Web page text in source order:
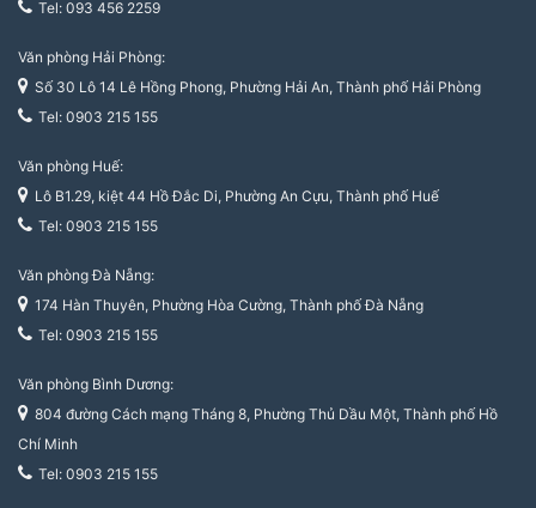
Tel: 093 456 2259
Văn phòng Hải Phòng:
Số 30 Lô 14 Lê Hồng Phong, Phường Hải An, Thành phố Hải Phòng
Tel: 0903 215 155
Văn phòng Huế:
Lô B1.29, kiệt 44 Hồ Đắc Di, Phường An Cựu, Thành phố Huế
Tel: 0903 215 155
Văn phòng Đà Nẵng:
174 Hàn Thuyên, Phường Hòa Cường, Thành phố Đà Nẵng
Tel: 0903 215 155
Văn phòng Bình Dương:
804 đường Cách mạng Tháng 8, Phường Thủ Dầu Một, Thành phố Hồ
Chí Minh
Tel: 0903 215 155